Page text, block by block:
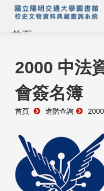
首頁
藏品查詢
校史館簡介
藏品清單全覽
資料調閱申請
管理者登入
2000 中法
會簽名簿
首頁 進階查詢